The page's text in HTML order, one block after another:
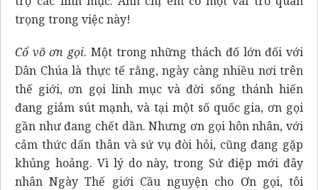
trọng trong việc này!
Cổvõ ơn gọi. Một trong những thách đố lớn đối với
Dân Chúa là thực tế rằng, ngày càng nhiều nơi trên
thế giới, ơn gọi linh mục và đời sống thánh hiến
đang giảm sút mạnh, và tại một số quốc gia, ơn gọi
gần như đang chết dần. Nhưng ơn gọi hôn nhân, với
cảm thức dấn thân và sứ vụ đòi hỏi, cũng đang gặp
khủng hoảng. Vì lý do này, trong Sứ điệp mới đây
nhân Ngày Thế giới Cầu nguyện cho Ơn gọi, tôi